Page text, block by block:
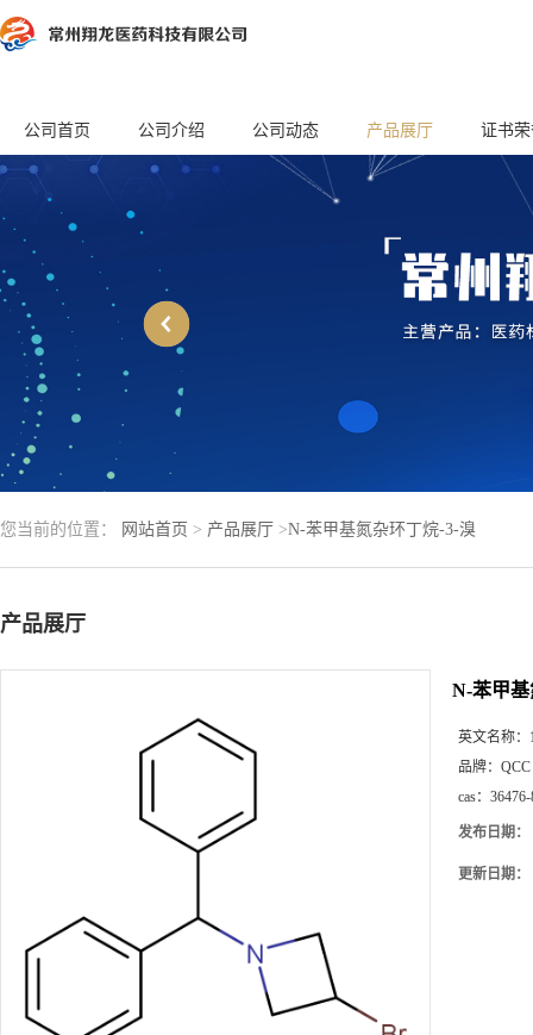
公司首页 公司介绍 公司动态 产品展厅 证书
您当前的位置： 网站首页 > 产品展厅 >N-苯甲基氮杂环丁烷-3-溴
产品展厅
N-苯甲
英文名称：
品牌： QCC
cas：
发布日期：
更新日期：